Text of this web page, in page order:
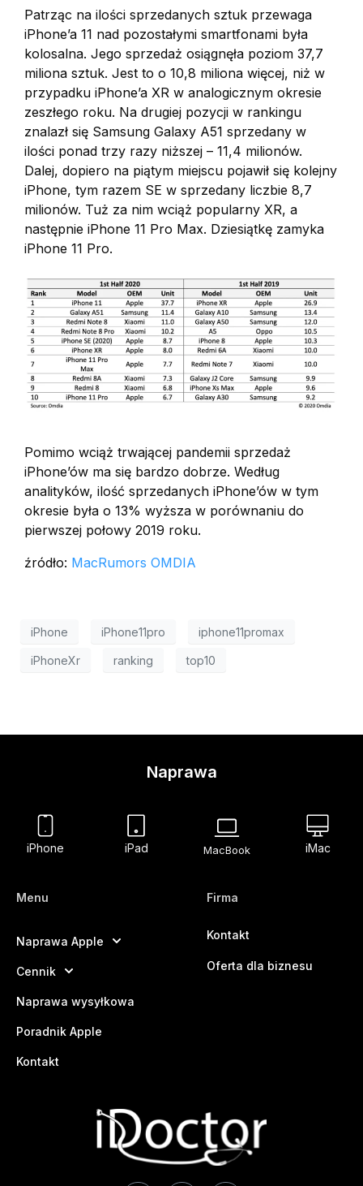
Patrząc na ilości sprzedanych sztuk przewaga
iPhone’a 11 nad pozostałymi smartfonami była
kolosalna. Jego sprzedaż osiągnęła poziom 37,7
miliona sztuk. Jest to o 10,8 miliona więcej, niż w
przypadku iPhone’a XR w analogicznym okresie
zeszłego roku. Na drugiej pozycji w rankingu
znalazł się Samsung Galaxy A51 sprzedany w
ilości ponad trzy razy niższej – 11,4 milionów.
Dalej, dopiero na piątym miejscu pojawił się kolejny
iPhone, tym razem SE w sprzedany liczbie 8,7
milionów. Tuż za nim wciąż popularny XR, a
następnie iPhone 11 Pro Max. Dziesiątkę zamyka
iPhone 11 Pro.
Pomimo wciąż trwającej pandemii sprzedaż
iPhone’ów ma się bardzo dobrze. Według
analityków, ilość sprzedanych iPhone’ów w tym
okresie była o 13% wyższa w porównaniu do
pierwszej połowy 2019 roku.
źródło: MacRumors OMDIA
iPhone iPhone11pro iphone11promax
iPhoneXr ranking top10
Naprawa
iPhone iPad MacBook iMac
Menu
Naprawa Apple
Cennik
Naprawa wysyłkowa
Poradnik Apple
Kontakt
Firma
Kontakt
Oferta dla biznesu